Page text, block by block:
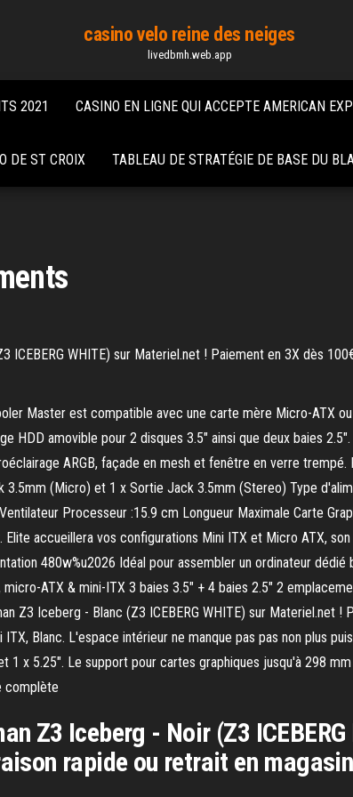
casino velo reine des neiges
livedbmh.web.app
2021 CASINO EN LIGNE QUI ACCEPTE AMERICAN
DE ST CROIX TABLEAU DE STRATÉGIE DE BASE DU
WHITE) sur Materiel.net ! Paiement en 3X dès
Master est compatible avec une carte mère Micro-ATX
HDD amovible pour 2 disques 3.5" ainsi que deux baies
ARGB, façade en mesh et fenêtre en verre
(Micro) et 1 x Sortie Jack 3.5mm (Stereo) Type
Processeur :15.9 cm Longueur Maximale Carte
accueillera vos configurations Mini ITX et Micro ATX,
480w%u2026 Idéal pour assembler un ordinateur
ATX & mini-ITX 3 baies 3.5" + 4 baies 2.5" 2
Z3 Iceberg - Blanc (Z3 ICEBERG WHITE) sur Materiel.net !
Blanc. L'espace intérieur ne manque pas pas non plus
1 x 5.25". Le support pour cartes graphiques jusqu'à 298
complète
Z3 Iceberg - Noir (Z3
rapide ou retrait en